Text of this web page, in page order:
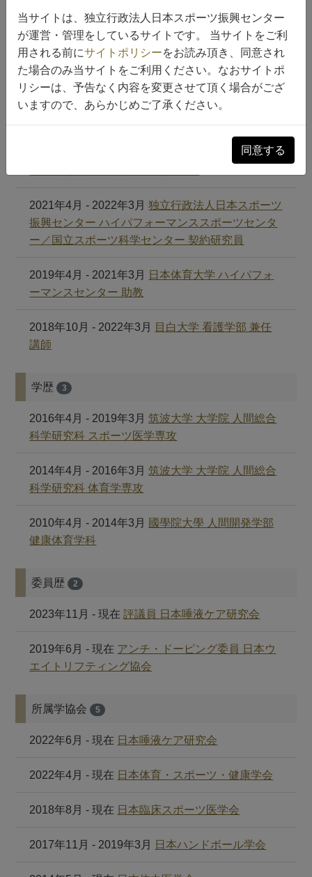
医学
経歴 5
2025年4月 - 現在 東京農業大学 国際食料情報学部
東京農業大学 国際食料情
2021年4月 - 2022年3月独立行政法人日本スポーツ
振興センター ハイパフォーマンススポーツセンタ
ー／国立スポーツ科学センター 契約研究員
2019年4月 - 2021年3月
日本体育大学 ハイパフォ
ーマンスセンター 助教
2018年10月 - 2022年3月
目白大学 看護学部 兼任
講師
学歴 3
2016年4月 - 2019年3月筑波大学 大学院 人間総合
科学研究科 スポーツ医学専攻
2014年4月 - 2016年3月筑波大学 大学院 人間総合
科学研究科 体育学専攻
2010年4月 - 2014年3月
國學院大學 人間開発学部
健康体育学科
委員歴 2
2023年11月 - 現在評議員 日本唾液ケア研究会
2019年6月 - 現在 アンチ・ドーピング委員 日本ウ
エイトリフティング協会
所属学協会 5
2022年6月 - 現在 日本唾液ケア研究会
2022年4月 - 現在 日本体育・スポーツ・健康学会
2018年8月 - 現在 日本臨床スポーツ医学会
2017年11月 - 2019年3月 日本ハンドボール学会
当サイトは、独立行政法人日本スポーツ振興センター
が運営・管理をしているサイトです。 当サイトをご利
用される前にサイトポリシーをお読み頂き、同意され
た場合のみ当サイトをご利用ください。なおサイトポ
リシーは、予告なく内容を変更させて頂く場合がござ
いますので、あらかじめご了承ください。
同意する